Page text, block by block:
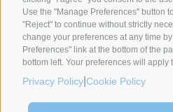
Use the "Manage Preferences" button
"Reject" to continue without strictly
change your preferences at any time
Preferences" link at the bottom of the
bottom left. Your preferences will apply
Privacy Policy Cookie Policy
SYNCRO GROUP